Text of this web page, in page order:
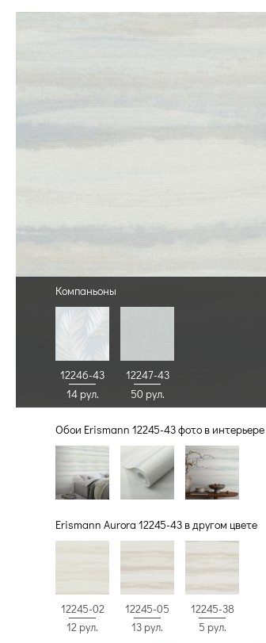
Компаньоны
12246-43
14 рул.
12247-43
50 рул.
Обои Erismann 12245-43 фото в интерьере
Erismann Aurora 12245-43 в другом цвете
12245-02
12 рул.
12245-05
13 рул.
12245-38
5 рул.